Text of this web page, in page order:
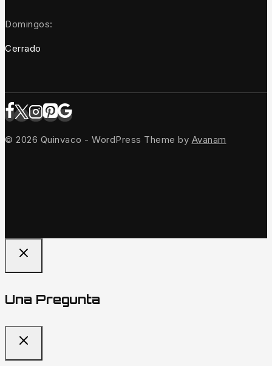
Domingos:
Cerrado
© 2026 Quinvaco - WordPress Theme by Avanam
Una Pregunta